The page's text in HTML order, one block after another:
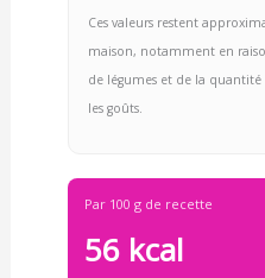
Ces valeurs restent
maison, notamment en
de légumes et de la quantité
les goûts.
Par 100 g de recette
56 kcal